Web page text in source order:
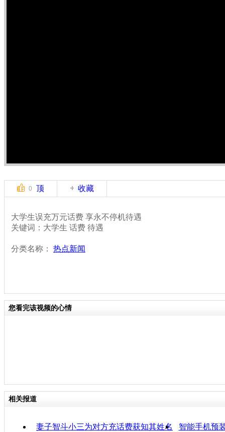
0 顶 收藏
大学生误充万元话费 享永不停机待遇
关键词：大学生 话费 待遇
分类名称： 热点新闻
您看完该视频的心情
相关报道
妻子智斗小三为对方充话费获知其姓名
智能手机预